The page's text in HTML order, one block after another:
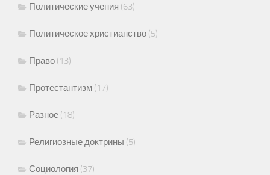
Политические учения (63)
Политическое христианство (5)
Право (13)
Протестантизм (17)
Разное (18)
Религиозные доктрины (5)
Социология (37)